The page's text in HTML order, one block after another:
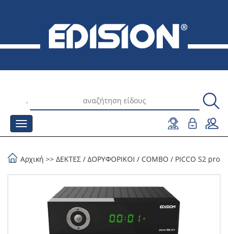
.
Αρχική >> ΔΕΚΤΕΣ / ΔΟΡΥΦΟΡΙΚΟΙ / COMBO / PICCO S2 pro